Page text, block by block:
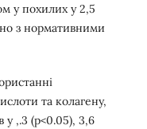
у похилих у 2,5
з нормативними
та колагену,
у ,.3 (p<0.05), 3,6